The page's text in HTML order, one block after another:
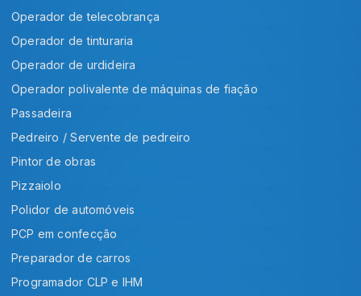
Operador de telecobrança
Operador de tinturaria
Operador de urdideira
Operador polivalente de máquinas de fiação
Passadeira
Pedreiro / Servente de pedreiro
Pintor de obras
Pizzaiolo
Polidor de automóveis
PCP em confecção
Preparador de carros
Programador CLP e IHM